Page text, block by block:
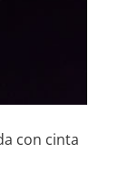
con cinta